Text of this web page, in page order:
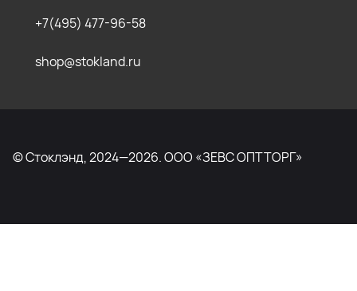
+7(495) 477-96-58
shop@stokland.ru
© Стоклэнд, 2024—2026. ООО «ЗЕВС ОПТТОРГ»